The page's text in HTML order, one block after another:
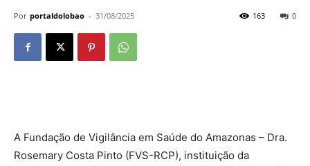
Por portaldolobao - 31/08/2025 0
163
A Fundação de Vigilância em Saúde do Amazonas – Dra.
Rosemary Costa Pinto (FVS-RCP), instituição da